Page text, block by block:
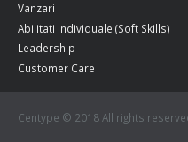
Vanzari
Abilitati individuale (Soft Skills)
Leadership
Customer Care
Centype © 2018 All rights